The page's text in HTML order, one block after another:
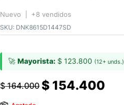
Nuevo | +8 vendidos
SKU: DNK8615D1447SD
🚀 Mayorista: $ 123.800 (12+ unds.)
$164.000 $ 154.400